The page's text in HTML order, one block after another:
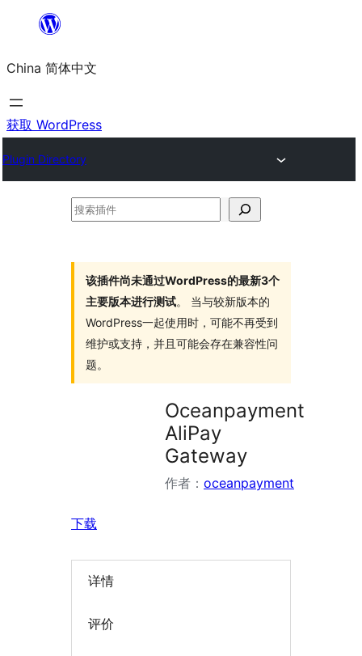
内
容
China 简体中文
获取 WordPress
Plugin Directory
搜
该插件尚未通过WordPress的最新3个
主要版本进行测试。 当与较新版本的
WordPress一起使用时，可能不再受到
维护或支持，并且可能会存在兼容性问
题。
Oceanpayment
AliPay
Gateway
作者： oceanpayment
下载
详情
评价